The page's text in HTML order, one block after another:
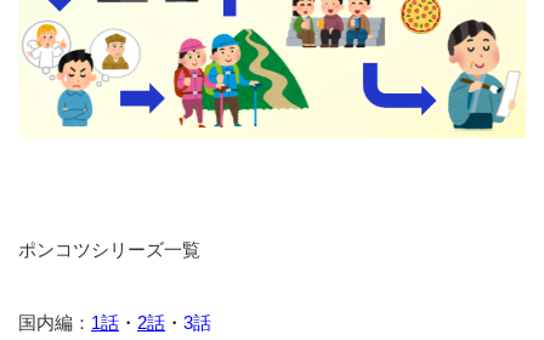
ポンコツシリーズ一覧
国内編： 1話 ・ 2話 ・ 3話